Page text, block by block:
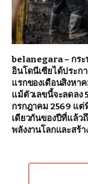
belanegara – กระ
อินโดนีเซียได้ประก
แรกของเดือนสิงหา
แม้ตัวเลขนี้จะลดลง
กรกฎาคม 2569 แต่
เดียวกันของปีที่แล้ว
พลังงานโลกและสร้